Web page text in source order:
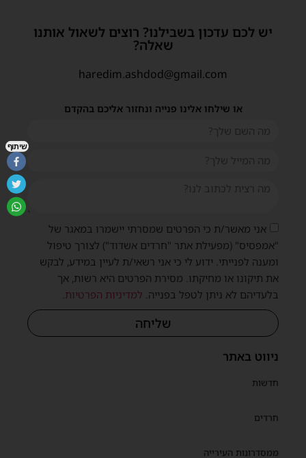
ניווט באתר
חדשות
חרדים
ממסדרונות העירייה
יש לכם עדכון בשבילנו? רוצים לשאול אותנו
שאלה?
haredim.ashdod@gmail.com
או שילחו אלינו פנייה ונחזור אליכם בהקדם
אני מאשר/ת כי הפרטים שמסרתי יישמרו במאגר של
"אמפסיס" (מפעילת אתר "חרדים אשדוד") לצורך טיפול
ומענה לפנייתי. ידוע לי כי אני רשאי/ת לעיין במידע, לבקש
את תיקונו או מחיקתו. מסירת הפרטים היא רשות, אך
בלעדיהם לא ניתן לטפל בפנייה. למדיניות הפרטיות
שליחה
שיתוף